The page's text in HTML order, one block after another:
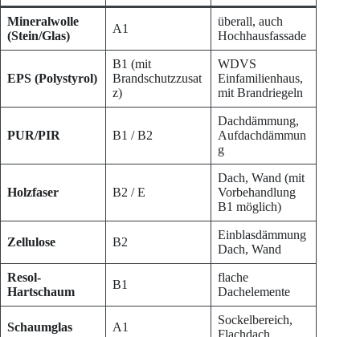
Mineralwolle
(Stein/Glas)
A1
überall, auch
Hochhausfassade
EPS (Polystyrol)
B1 (mit
Brandschutzzusat
z)
WDVS
Einfamilienhaus,
mit Brandriegeln
PUR/PIR B1 / B2
Dachdämmung,
Aufdachdämmun
g
Holzfaser B2 / E
Dach, Wand (mit
Vorbehandlung
B1 möglich)
Zellulose B2
Einblasdämmung
Dach, Wand
Resol-
Hartschaum
B1
flache
Dachelemente
Schaumglas A1
Sockelbereich,